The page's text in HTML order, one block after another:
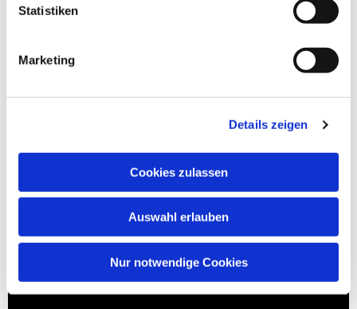
Statistiken
Marketing
Details zeigen
Cookies zulassen
Auswahl erlauben
Nur notwendige Cookies